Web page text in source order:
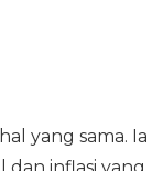
yang sama. Ia